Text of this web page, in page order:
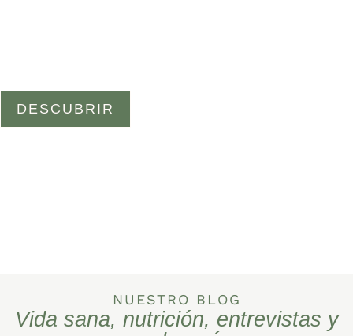
DESCUBRIR
NUESTRO BLOG
Vida sana, nutrición, entrevistas y